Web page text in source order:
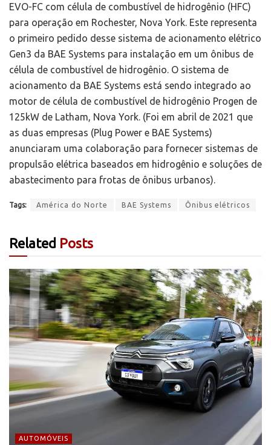
EVO-FC com célula de combustível de hidrogênio (HFC)
para operação em Rochester, Nova York. Este representa
o primeiro pedido desse sistema de acionamento elétrico
Gen3 da BAE Systems para instalação em um ônibus de
célula de combustível de hidrogênio. O sistema de
acionamento da BAE Systems está sendo integrado ao
motor de célula de combustível de hidrogênio Progen de
125kW de Latham, Nova York. (Foi em abril de 2021 que
as duas empresas (Plug Power e BAE Systems)
anunciaram uma colaboração para fornecer sistemas de
propulsão elétrica baseados em hidrogênio e soluções de
abastecimento para frotas de ônibus urbanos).
Tags: América do Norte BAE Systems Ônibus elétricos
Related Posts
AUTOMÓVEIS